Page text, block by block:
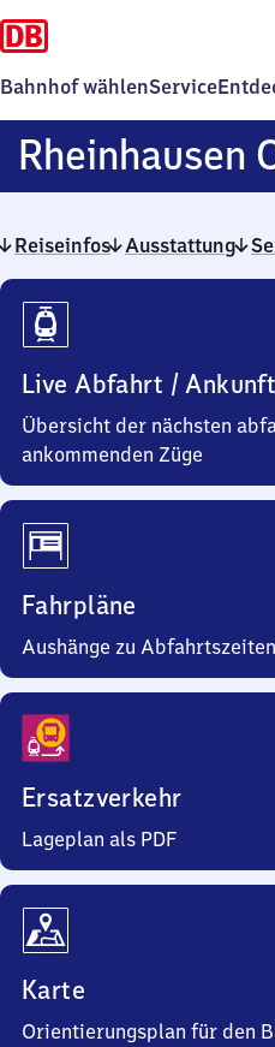
Bahnhof wählenService
Rheinhausen
Reiseinfos Ausstattung
Reiseinfos
Live Abfahrt / Ankunft
Übersicht der nächsten
ankommenden Züge
Fahrpläne
Aushänge zu
Ersatzverkehr
Lageplan als PDF
Karte
Orientierungsplan für den